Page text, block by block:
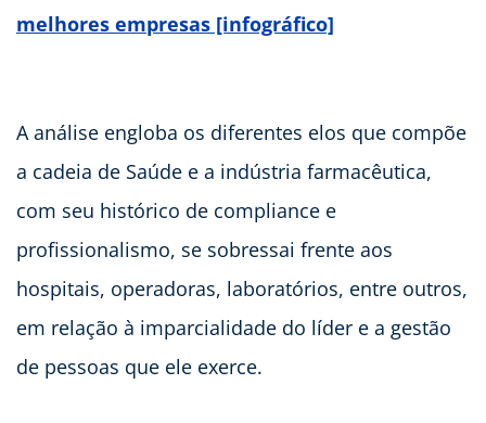
melhores empresas [infográfico]
A análise engloba os diferentes elos que compõe
a cadeia de Saúde e a indústria farmacêutica,
com seu histórico de compliance e
profissionalismo, se sobressai frente aos
hospitais, operadoras, laboratórios, entre outros,
em relação à imparcialidade do líder e a gestão
de pessoas que ele exerce.